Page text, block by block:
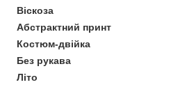
Віскоза
Абстрактний принт
Костюм-двійка
Без рукава
Літо